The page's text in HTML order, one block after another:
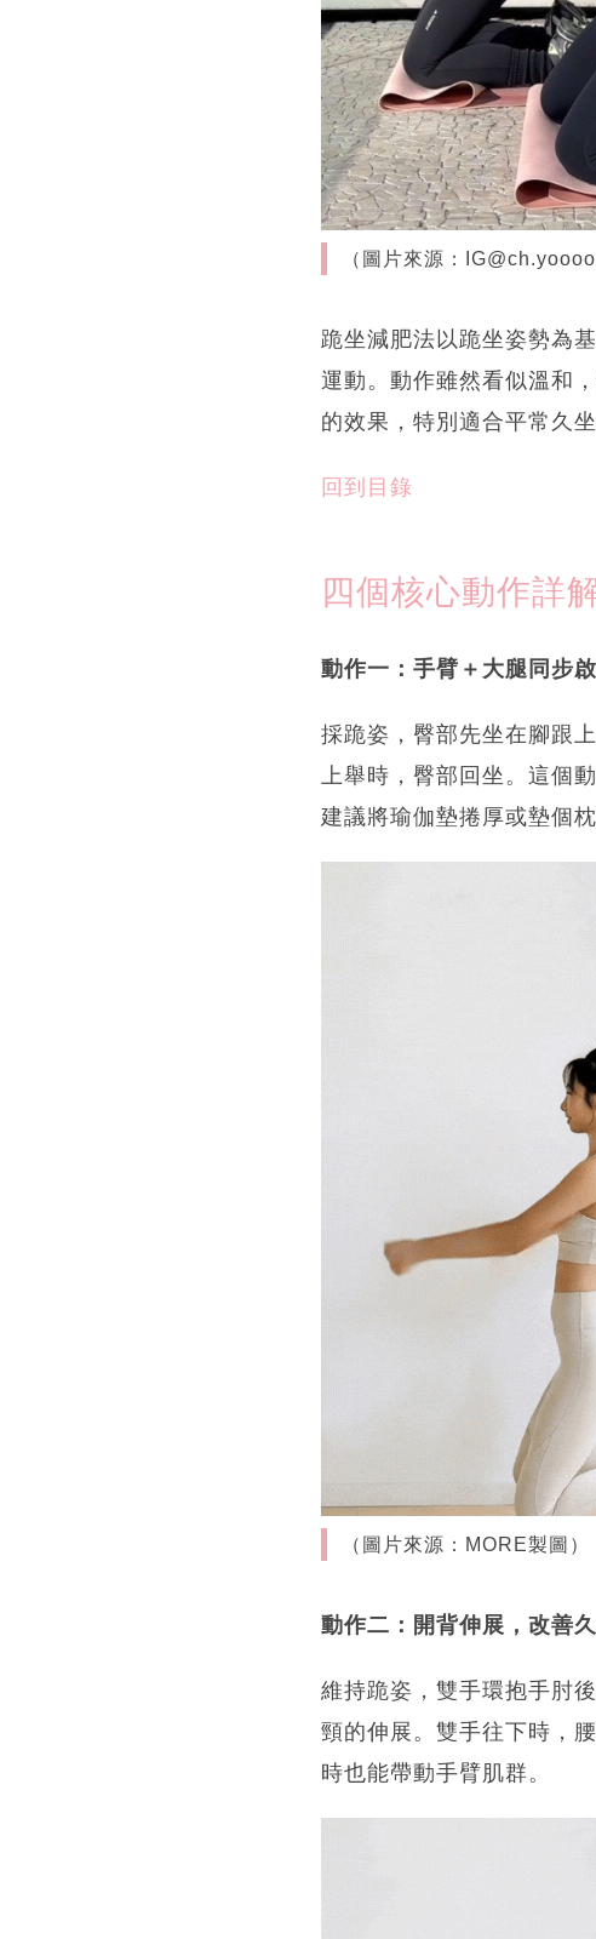
（圖片來源：
跪坐減肥法以跪坐姿勢為
運動。動作雖然看似溫和
的效果，特別適合平常久
回到目錄
四個核心動作詳
動作一：手臂＋大腿同步
採跪姿，臀部先坐在腳跟
上舉時，臀部回坐。這個
建議將瑜伽墊捲厚或墊個枕
（圖片來源：MORE製圖）
動作二：開背伸展，改善
維持跪姿，雙手環抱手肘
頸的伸展。雙手往下時，
時也能帶動手臂肌群。